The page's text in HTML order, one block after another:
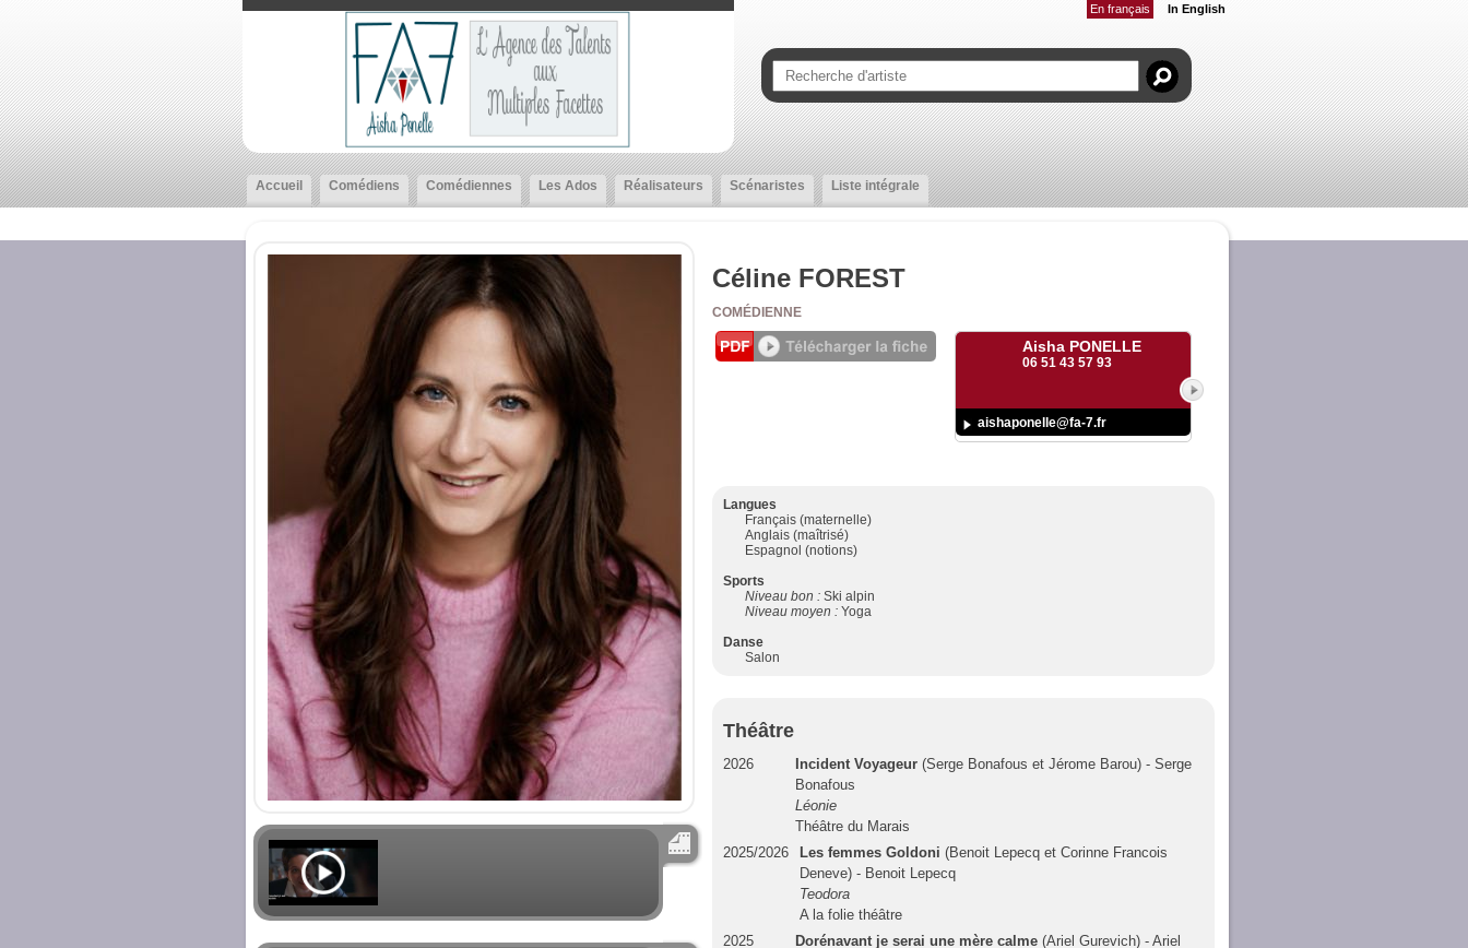
En français In English
Accueil Comédiens Comédiennes Les Ados Réalisateurs Scénaristes Liste intégrale
Céline FOREST
COMÉDIENNE
Aisha PONELLE
06 51 43 57 93
aishaponelle@fa-7.fr
Langues
Français (maternelle)
Anglais (maîtrisé)
Espagnol (notions)
Sports
Niveau bon : Ski alpin
Niveau moyen : Yoga
Danse
Salon
Théâtre
2026 Incident Voyageur (Serge Bonafous et Jérome Barou) - Serge
Bonafous
Léonie
Théâtre du Marais
2025/2026
Les femmes Goldoni (Benoit Lepecq et Corinne Francois
Deneve) - Benoit Lepecq
Teodora
A la folie théâtre
2025
Dorénavant je serai une mère calme (Ariel Gurevich) - Ariel